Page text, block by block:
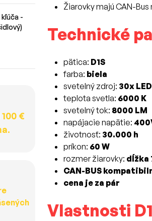
-
€
Žiarovky majú CAN-
Technické
pätica: D1S
farba: biela
svetelný zdroj: 30x
teplota svetla: 6000 K
svetelný tok: 8000 LM
napájacie napätie:
životnosť: 30.000 h
príkon: 60 W
rozmer žiarovky: dĺžka
CAN-BUS
cena je za pár
Vlastnosti